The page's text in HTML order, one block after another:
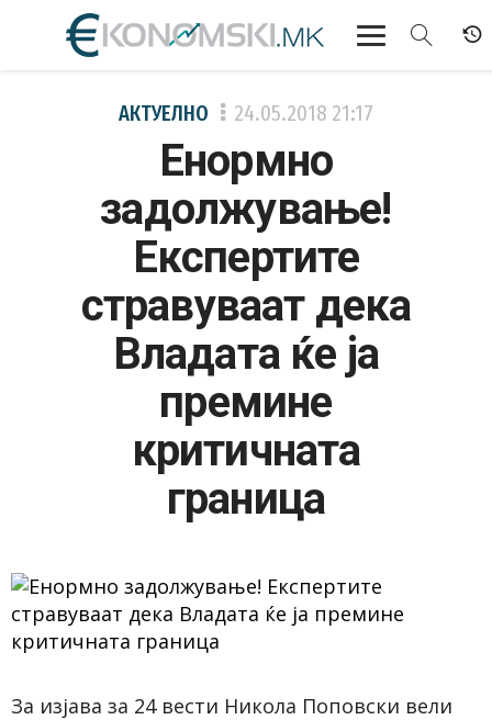
АКТУЕЛНО
ЕКОНОМИЈА
ФИНАНСИИ
БАНКАРСТВО
ЖИВОТ
АКТУЕЛНО 24.05.2018 21:17
Eнормно
задолжување!
Експертите
стравуваат дека
Владата ќе ја
премине
критичната
граница
За изјава за 24 вести Никола Поповски вели